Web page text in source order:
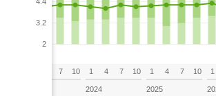
3.2
2
7 10 1 4 7 10
2024
1 4 7 10
2025
1